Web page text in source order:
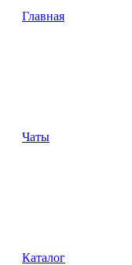
Главная
Чаты
Каталог